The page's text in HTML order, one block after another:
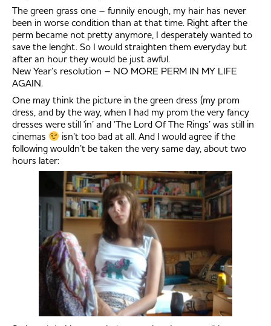
The green grass one – funnily enough, my hair has never
been in worse condition than at that time. Right after the
perm became not pretty anymore, I desperately wanted to
save the lenght. So I would straighten them everyday but
after an hour they would be just awful.
New Year’s resolution – NO MORE PERM IN MY LIFE
AGAIN.
One may think the picture in the green dress (my prom
dress, and by the way, when I had my prom the very fancy
dresses were still 'in’ and 'The Lord Of The Rings’ was still in
cinemas
isn’t too bad at all. And I would agree if the
following wouldn’t be taken the very same day, about two
hours later: